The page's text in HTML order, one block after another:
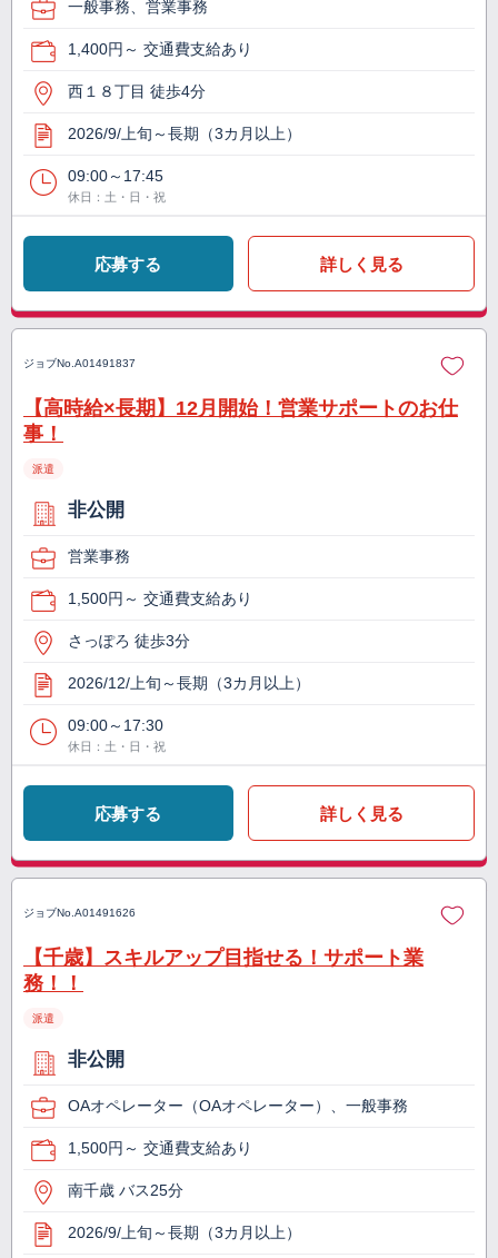
一般事務、営業事務
1,400円～ 交通費支給あり
西１８丁目 徒歩4分
2026/9/上旬～長期（3カ月以上）
09:00～17:45
休日：土・日・祝
応募する 詳しく見る
ジョブNo. A01491837
【高時給×長期】12月開始！営業サポートのお仕
事！
派遣
非公開
営業事務
1,500円～ 交通費支給あり
さっぽろ 徒歩3分
2026/12/上旬～長期（3カ月以上）
09:00～17:30
休日：土・日・祝
応募する 詳しく見る
ジョブNo. A01491626
【千歳】スキルアップ目指せる！サポート業
務！！
派遣
非公開
OAオペレーター（OAオペレーター）、一般事務
1,500円～ 交通費支給あり
南千歳 バス25分
2026/9/上旬～長期（3カ月以上）